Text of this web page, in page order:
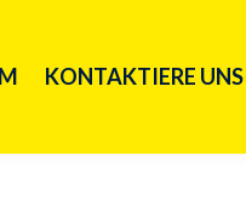
KONTAKTIERE UNS